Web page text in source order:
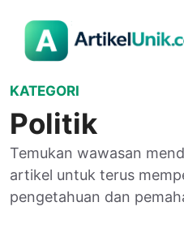
KATEGORI
Politik
Temukan wawasan
artikel untuk terus
pengetahuan dan